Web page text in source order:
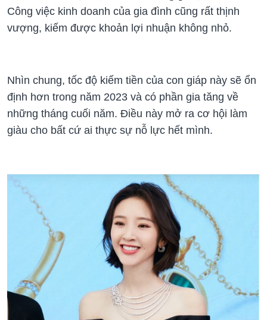
Công việc kinh doanh của gia đình cũng rất thịnh
vượng, kiếm được khoản lợi nhuận không nhỏ.
Nhìn chung, tốc độ kiếm tiền của con giáp này sẽ ổn
định hơn trong năm 2023 và có phần gia tăng về
những tháng cuối năm. Điều này mở ra cơ hội làm
giàu cho bất cứ ai thực sự nỗ lực hết mình.